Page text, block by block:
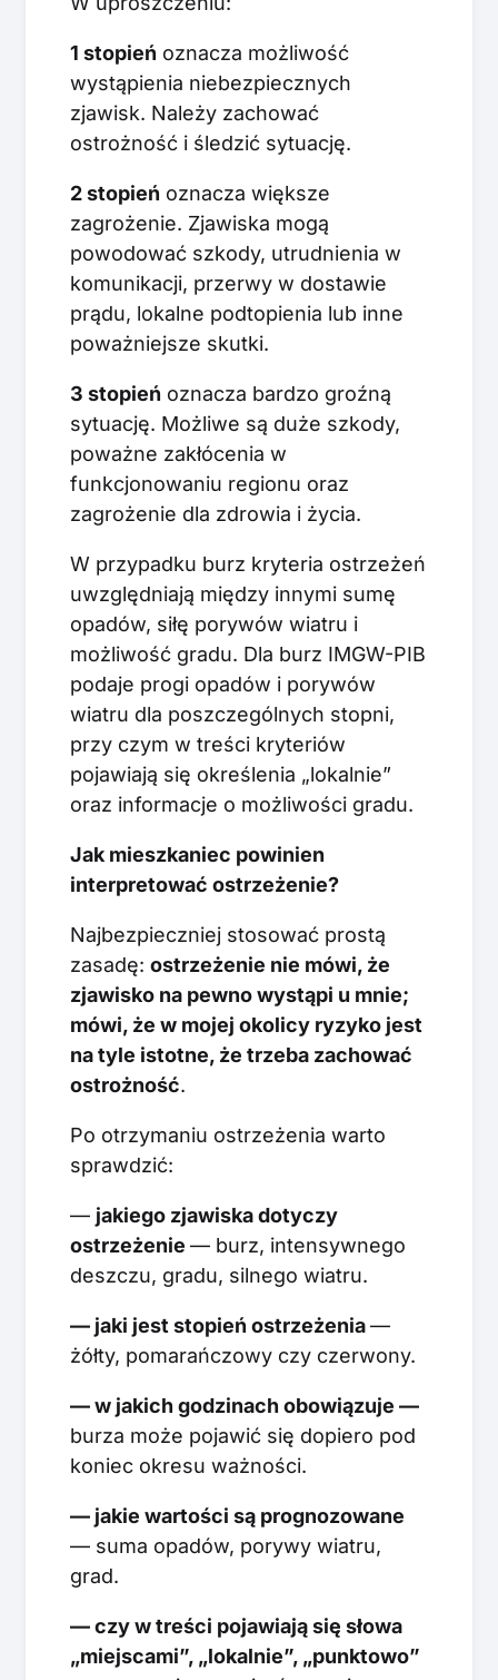
1 stopień oznacza możliwość
wystąpienia niebezpiecznych
zjawisk. Należy zachować
ostrożność i śledzić sytuację.
2 stopień oznacza większe
zagrożenie. Zjawiska mogą
powodować szkody, utrudnienia w
komunikacji, przerwy w dostawie
prądu, lokalne podtopienia lub inne
poważniejsze skutki.
3 stopień oznacza bardzo groźną
sytuację. Możliwe są duże szkody,
poważne zakłócenia w
funkcjonowaniu regionu oraz
zagrożenie dla zdrowia i życia.
W przypadku burz kryteria ostrzeżeń
uwzględniają między innymi sumę
opadów, siłę porywów wiatru i
możliwość gradu. Dla burz IMGW-PIB
podaje progi opadów i porywów
wiatru dla poszczególnych stopni,
przy czym w treści kryteriów
pojawiają się określenia „lokalnie”
oraz informacje o możliwości gradu.
Jak mieszkaniec powinien
interpretować ostrzeżenie?
Najbezpieczniej stosować prostą
zasadę: ostrzeżenie nie mówi, że
zjawisko na pewno wystąpi u mnie;
mówi, że w mojej okolicy ryzyko jest
na tyle istotne, że trzeba zachować
ostrożność.
Po otrzymaniu ostrzeżenia warto
sprawdzić:
— jakiego zjawiska dotyczy
ostrzeżenie — burz, intensywnego
deszczu, gradu, silnego wiatru.
— jaki jest stopień ostrzeżenia—
żółty, pomarańczowy czy czerwony.
— w jakich godzinach obowiązuje —
burza może pojawić się dopiero pod
koniec okresu ważności.
— jakie wartości są prognozowane
— suma opadów, porywy wiatru,
grad.
— czy w treści pojawiają się słowa
„miejscami”, „lokalnie”, „punktowo”